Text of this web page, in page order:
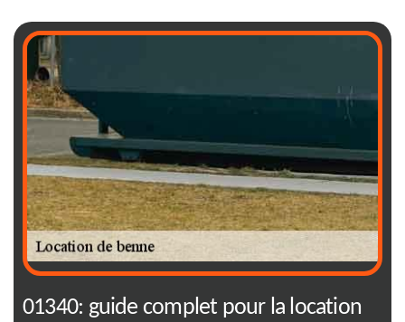
01340: guide complet pour la location